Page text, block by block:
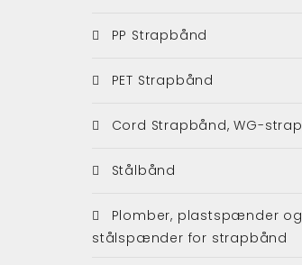
PP Strapbånd
PET Strapbånd
Cord Strapbånd, WG-strap
Stålbånd
Plomber, plastspænder og
stålspænder for strapbånd